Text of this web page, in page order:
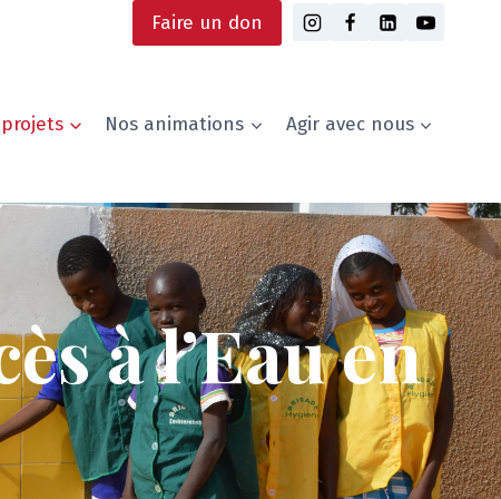
Faire un don
projets Nos animations Agir avec nous
à l’Eau en